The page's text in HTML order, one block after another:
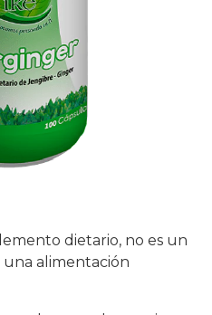
dietario, no es un
alimentación